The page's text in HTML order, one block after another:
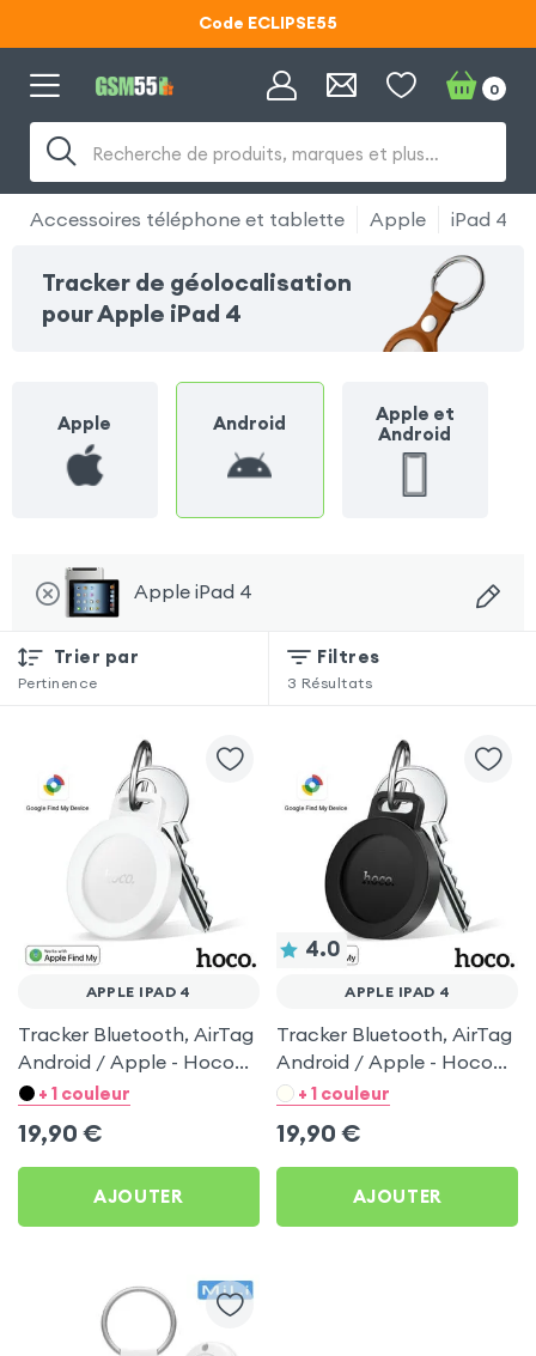
Code ECLIPSE55
Lunettes d'éclipse OFFERTES
Recherche de produits, marques et plus…
0
Accessoires téléphone et tablette Apple iPad 4
Tracker de géolocalisation
pour Apple iPad 4
Apple Android
Apple et
Android
Apple iPad 4
Trier par
Pertinence
Filtres
3 Résultats
APPLE IPAD 4
Tracker Bluetooth, AirTag
Android / Apple - Hoco
Blanc pour Apple iPad 4
+ 1 couleur
19,90 €
AJOUTER
4.0
APPLE IPAD 4
Tracker Bluetooth, AirTag
Android / Apple - Hoco
Noir pour Apple iPad 4
+ 1 couleur
19,90 €
AJOUTER